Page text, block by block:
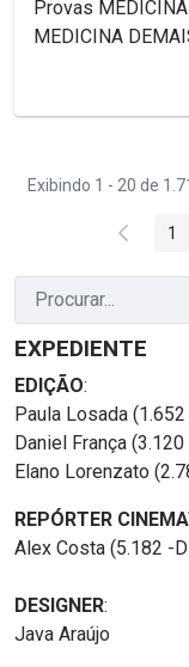
Provas MEDICINA DEMAIS CURSOS Gabaritos
Exibindo 1 - 20 de
1
EXPEDIENTE
EDIÇÃO:
Paula Losada
Daniel França
Elano Lorenzato
REPÓRTER
Alex Costa (5.182 -
DESIGNER:
Java Araújo